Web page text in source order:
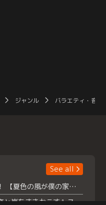
ジャンル バラエティ・音楽
See all
浮所飛貴主演！ 【夏色の風が僕の家にやってきた】 本日よりテラサで独占配信スタート！
『夏色の雲が恋と嵐をまきおこす』スペシャルメイキング 【Part1】2026年７月18日（土）23時30分～配信スタート！話題のシーンの裏側を大公開！豪華キャスト大集合！ 『武宮家 真夏の家族会議』開催！